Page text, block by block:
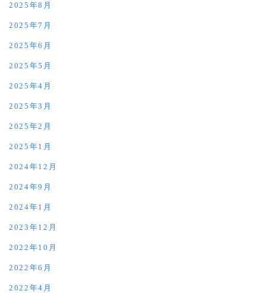
2025年8月
2025年7月
2025年6月
2025年5月
2025年4月
2025年3月
2025年2月
2025年1月
2024年12月
2024年9月
2024年1月
2023年12月
2022年10月
2022年6月
2022年4月